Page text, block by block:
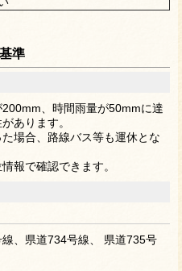
準
、時間雨量が50mmに達
あります。
場合、路線バス等も運休とな
報で確認できます。
、県道734号線、 県道735号